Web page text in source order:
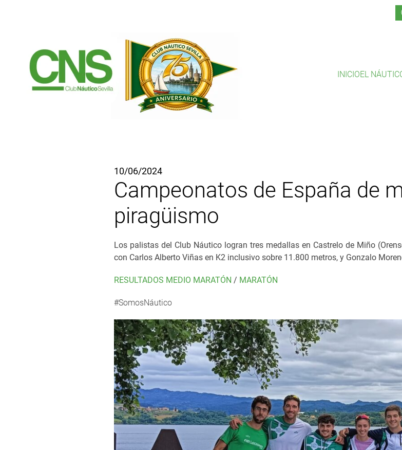
INICIOEL
10/06/2024
Campeonatos de España de
piragüismo
Los palistas del Club Náutico logran tres medallas en Castrelo de Miño
con Carlos Alberto Viñas en K2 inclusivo sobre 11.800 metros, y Gonzalo
RESULTADOS MEDIO MARATÓN / MARATÓN
#SomosNáutico